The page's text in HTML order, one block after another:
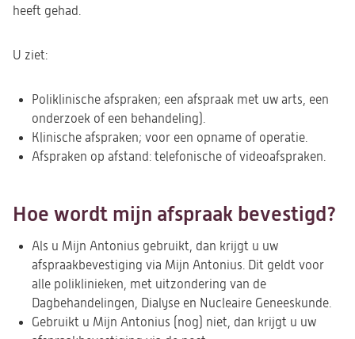
heeft gehad.
U ziet:
Poliklinische afspraken; een afspraak met uw arts, een
onderzoek of een behandeling).
Klinische afspraken; voor een opname of operatie.
Afspraken op afstand: telefonische of videoafspraken.
Hoe wordt mijn afspraak bevestigd?
Als u Mijn Antonius gebruikt, dan krijgt u uw
afspraakbevestiging via Mijn Antonius. Dit geldt voor
alle poliklinieken, met uitzondering van de
Dagbehandelingen, Dialyse en Nucleaire Geneeskunde.
Gebruikt u Mijn Antonius (nog) niet, dan krijgt u uw